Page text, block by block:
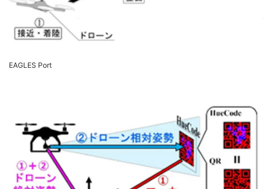
EAGLES Port